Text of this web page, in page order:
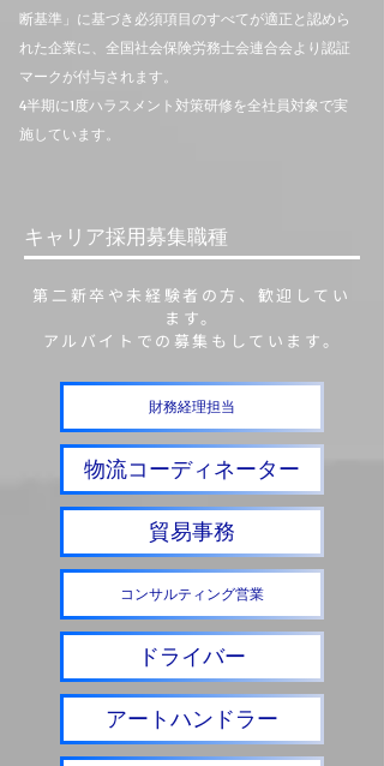
断基準」に基づき必須項目のすべてが適正と認めら
れた企業に、全国社会保険労務士会連合会より認証
マークが付与されます。
4半期に1度ハラスメント対策研修を全社員対象で実
施しています。
キャリア採用募集​職種
第二新卒や未経験者の方、 歓迎してい
ます。
​アルバイトでの募集もしています。
財務経理担当
物流コーディネーター
貿易事務
コンサルティング営業
ドライバー
アートハンドラー